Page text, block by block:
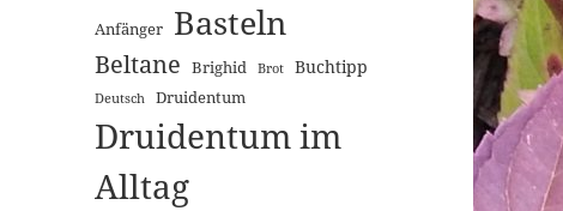
Anfänger Basteln
Beltane Brighid Brot Buchtipp
Deutsch Druidentum
Druidentum im
Alltag